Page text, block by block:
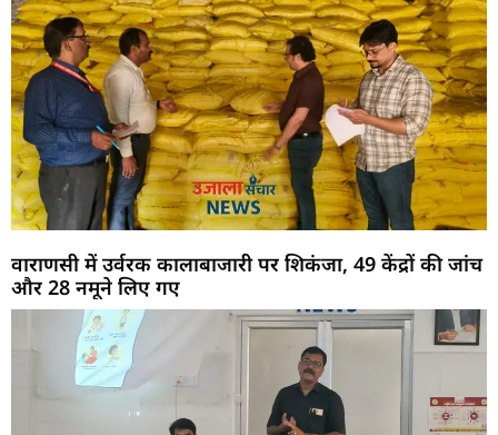
वाराणसी में उर्वरक कालाबाजारी पर शिकंजा, 49 केंद्रों की जांच
और 28 नमूने लिए गए